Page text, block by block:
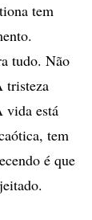
tem
tudo. Não
tristeza
vida está
tem
é que